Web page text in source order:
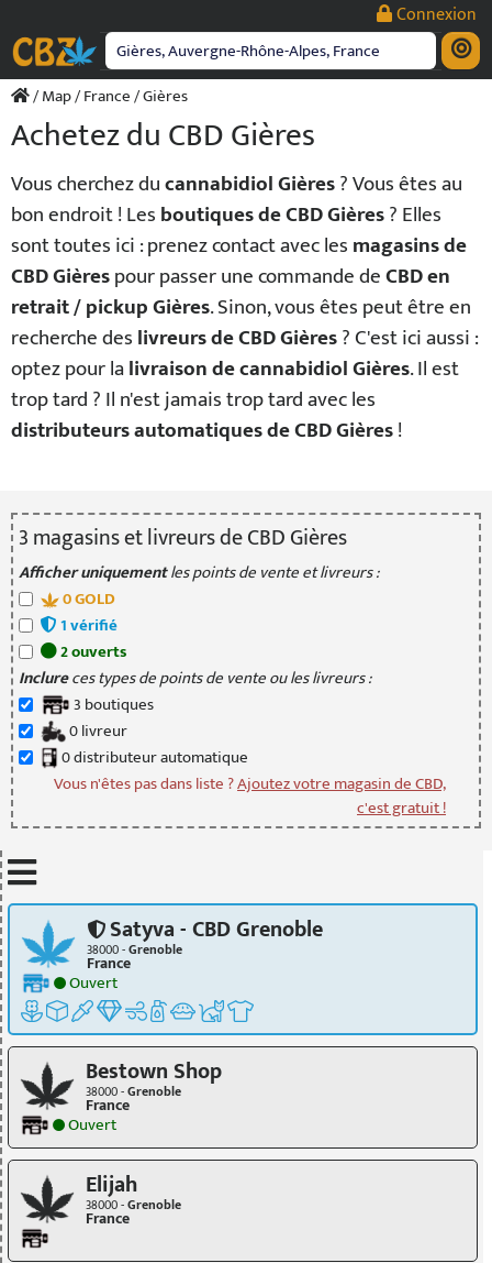
contenu
Connexion
/Map/France/ Gières
Achetez du CBD Gières
Vous cherchez ducannabidiol Gières? Vous êtes au
bon endroit ! Lesboutiques de CBD Gières? Elles
sont toutes ici : prenez contact avec lesmagasins de
CBD Gièrespour passer une commande deCBD en
retrait / pickup Gières. Sinon, vous êtes peut être en
recherche deslivreurs de CBD Gières? C'est ici aussi :
optez pour lalivraison de cannabidiol Gières. Il est
trop tard ? Il n'est jamais trop tard avec les
distributeurs automatiques de CBD Gières!
3magasinset livreursde CBD Gières
Afficher uniquementles points de vente et livreurs :
0GOLD
1vérifié
2ouverts
Inclureces types de points de vente ou les livreurs :
3 boutiques
0livreur
0distributeurautomatique
Vous n'êtes pas dans liste ?Ajoutez votre magasin de CBD,
c'est gratuit !
Satyva - CBD Grenoble
38000 -Grenoble
France
Ouvert
Bestown Shop
38000 -Grenoble
France
Ouvert
Elijah
38000 -Grenoble
France